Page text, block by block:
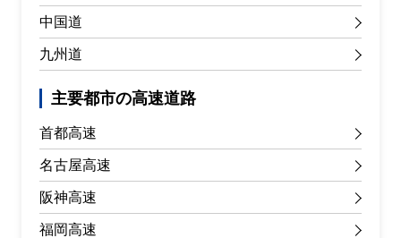
中国道
九州道
主要都市の高速道路
首都高速
名古屋高速
阪神高速
福岡高速